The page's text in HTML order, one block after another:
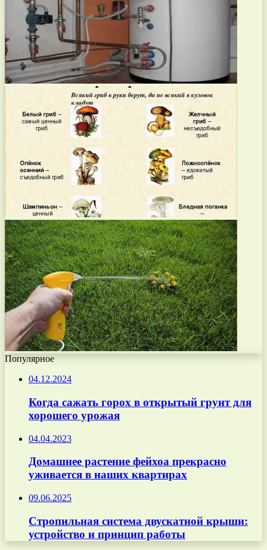
Популярное
04.12.2024
Когда сажать горох в открытый грунт для
хорошего урожая
04.04.2023
Домашнее растение фейхоа прекрасно
уживается в наших квартирах
09.06.2025
Стропильная система двускатной крыши:
устройство и принцип работы